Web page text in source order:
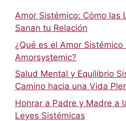
Amor Sistémico: Cómo las
Sanan tu Relación
¿Qué es el Amor Sistémico
Amorsystemic?
Salud Mental y Equilibrio
Camino hacia una Vida
Honrar a Padre y Madre a
Leyes Sistémicas